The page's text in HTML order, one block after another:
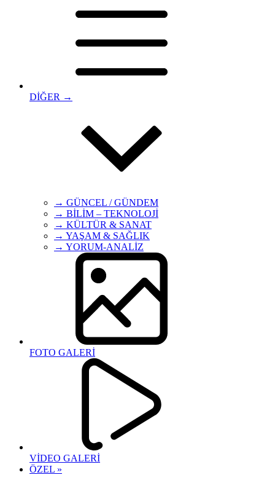
DİĞER →
→ GÜNCEL / GÜNDEM
→ BİLİM – TEKNOLOJİ
→ KÜLTÜR & SANAT
→ YAŞAM & SAĞLIK
→ YORUM-ANALİZ
FOTO GALERİ
VİDEO GALERİ
ÖZEL »